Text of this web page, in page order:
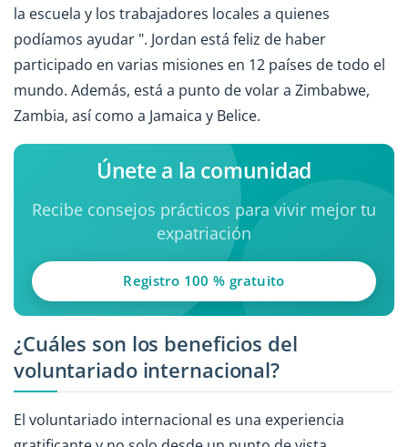
la escuela y los trabajadores locales a quienes
podíamos ayudar ". Jordan está feliz de haber
participado en varias misiones en 12 países de todo el
mundo. Además, está a punto de volar a Zimbabwe,
Zambia, así como a Jamaica y Belice.
Únete a la comunidad
Recibe consejos prácticos para vivir mejor tu
expatriación
Registro 100 % gratuito
¿Cuáles son los beneficios del
voluntariado internacional?
El voluntariado internacional es una experiencia